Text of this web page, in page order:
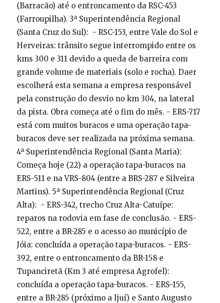
(Barracão) até o entroncamento da RSC-453
(Farroupilha). 3ª Superintendência Regional
(Santa Cruz do Sul): - RSC-153, entre Vale do Sol e
Herveiras: trânsito segue interrompido entre os
kms 300 e 311 devido a queda de barreira com
grande volume de materiais (solo e rocha). Daer
escolherá esta semana a empresa responsável
pela construção do desvio no km 304, na lateral
da pista. Obra começa até o fim do mês. - ERS-717
está com muitos buracos e uma operação tapa-
buracos deve ser realizada na próxima semana.
4ª Superintendência Regional (Santa Maria):
Começa hoje (22) a operação tapa-buracos na
ERS-511 e na VRS-804 (entre a BRS-287 e Silveira
Martins). 5ª Superintendência Regional (Cruz
Alta): - ERS-342, trecho Cruz Alta-Catuípe:
reparos na rodovia em fase de conclusão. - ERS-
522, entre a BR-285 e o acesso ao município de
Jóia: concluída a operação tapa-buracos. - ERS-
392, entre o entroncamento da BR-158 e
Tupanciretã (Km 3 até empresa Agrofel):
concluída a operação tapa-buracos. - ERS-155,
entre a BR-285 (próximo a Ijuí) e Santo Augusto